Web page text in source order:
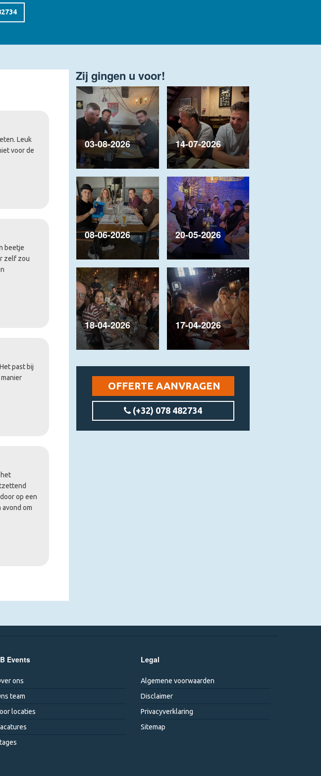
het motief en
aan het einde
of
Leuk
voor de
beetje
zelf zou
past bij
op een
om
Zij gingen u voor!
03-08-2026 14-07-2026
08-06-2026 20-05-2026
18-04-2026 17-04-2026
OFFERTE AANVRAGEN
(+32) 078 482734
Events
ons
team
locaties
Legal
Algemene voorwaarden
Disclaimer
Privacyverklaring
Sitemap